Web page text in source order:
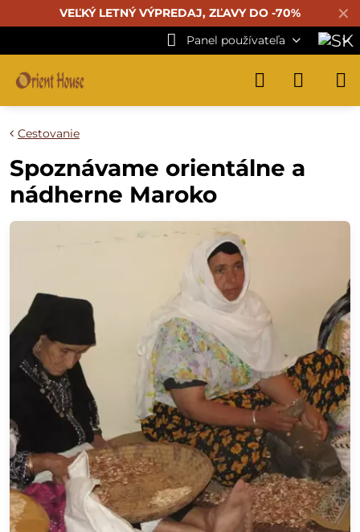
✕
VEĽKÝ LETNÝ VÝPREDAJ, ZĽAVY DO -70%
Panel používateľa
Cestovanie
Spoznávame orientálne a
nádherne Maroko